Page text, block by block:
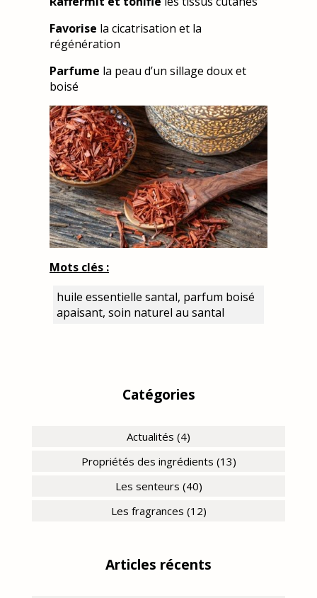
Favorise la cicatrisation et la
régénération
Parfume la peau d’un sillage doux et
boisé
Mots clés :
huile essentielle santal, parfum boisé
apaisant, soin naturel au santal
Catégories
Actualités (4)
Propriétés des ingrédients (13)
Les senteurs (40)
Les fragrances (12)
Articles récents